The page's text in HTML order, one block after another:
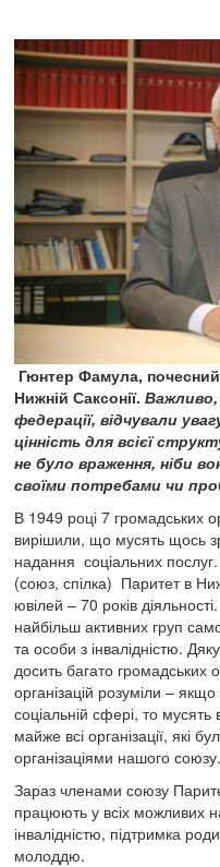
Гюнтер Фамула,
Нижній Саксонії. Важливо,
федерації, відчували
цінність для всієї
не було враження, ніби
своїми потребами чи
В 1949 році 7 громадських
вирішили, що мусять щось
надання соціальних
(союз, спілка) Паритет в
ювілей – 70 років
найбільш активних груп
та особи з інвалідністю.
досить багато громадських
організацій розуміли –
соціальній сфері, то мусять
майже всі організації, які
організаціями нашого союзу.
Зараз членами союзу
працюють у всіх можливих
інвалідністю, підтримка
молоддю.